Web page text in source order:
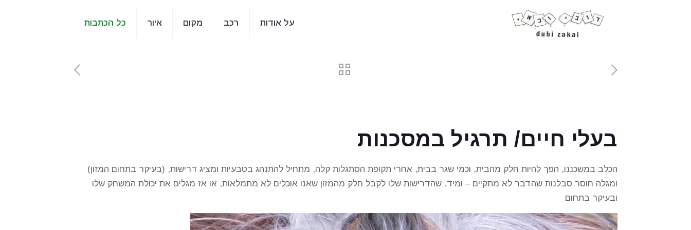
על אודות רכב מקום איור כל הכתבות
בעלי חיים/ תרגיל במסכנות
הכלב במשכננו, הפך להיות חלק מהבית, וכמי שגר בבית, אחרי תקופת הסתגלות קלה, מתחיל להתנהג בטבעיות ומציג דרישות, (בעיקר בתחום המזון)
ומגלה חוסר סבלנות שהדבר לא מתקיים – ומיד. שהדרישות שלו לקבל חלק מהמזון שאנו אוכלים לא מתמלאות, או אז מגלים את יכולת המשחק שלו
ובעיקר בתחום